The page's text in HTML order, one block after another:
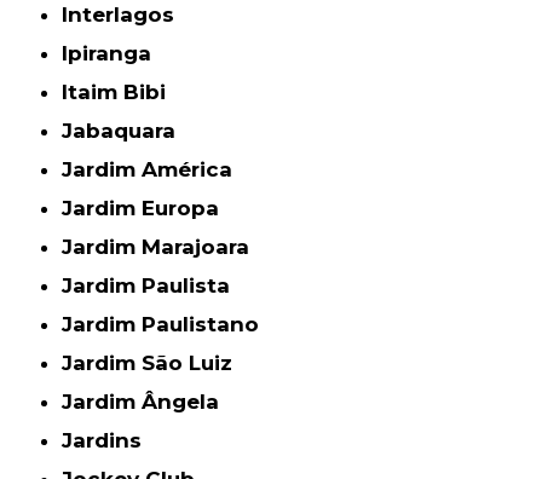
Interlagos
Ipiranga
Itaim Bibi
Jabaquara
Jardim América
Jardim Europa
Jardim Marajoara
Jardim Paulista
Jardim Paulistano
Jardim São Luiz
Jardim Ângela
Jardins